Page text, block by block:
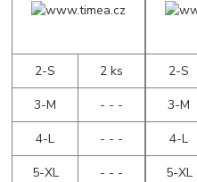
2-S
2 ks
3-M
- - -
4-L
- - -
5-XL
- - -
2-S
3-M
4-L
5-XL